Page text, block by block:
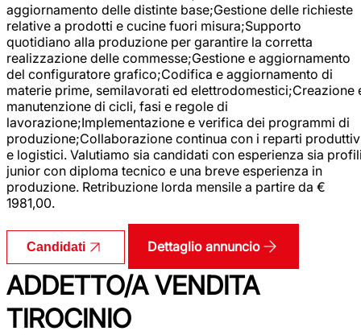
aggiornamento delle distinte base;Gestione delle richieste
relative a prodotti e cucine fuori misura;Supporto
quotidiano alla produzione per garantire la corretta
realizzazione delle commesse;Gestione e aggiornamento
del configuratore grafico;Codifica e aggiornamento di
materie prime, semilavorati ed elettrodomestici;Creazione
manutenzione di cicli, fasi e regole di
lavorazione;Implementazione e verifica dei programmi di
produzione;Collaborazione continua con i reparti
e logistici. Valutiamo sia candidati con esperienza sia
junior con diploma tecnico e una breve esperienza in
produzione. Retribuzione lorda mensile a partire da €
1981,00.
Candidati Dettaglio annuncio
ADDETTO/A VENDITA
TIROCINIO